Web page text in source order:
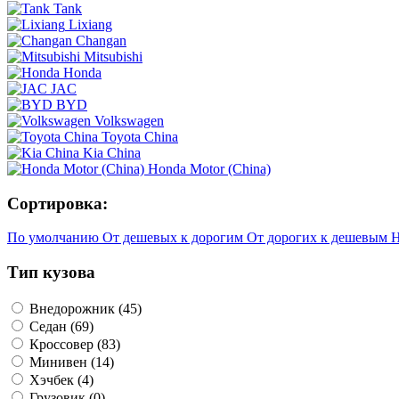
Tank
Lixiang
Changan
Mitsubishi
Honda
JAC
BYD
Volkswagen
Toyota Сhina
Kia China
Honda Motor (China)
Сортировка:
По умолчанию От дешевых к дорогим От дорогих к дешевым
Тип кузова
Внедорожник (45)
Седан (69)
Кроссовер (83)
Минивен (14)
Хэчбек (4)